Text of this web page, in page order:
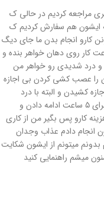
مراجعه کردیم در حالی ک
ایشون هم سفارش کردیم ک
کارو انجام بدن ما جای دیگ
ایشون با انجام ۵ ۶ ساعت کار روی دهان خواهر بنده و
درد شدیدی رو خواهر من
را عصب کشی کردن بی اجازه
کشیدن و البته با درد
زیادی ک خواهر من داشته کارو برای ۵ ساعت ادامه دادن و
کارو پس بگیر من از کاری
انجام دادم عذاب وجدان
بدونم میتونم از ایشون شکایت
میشم راهنمایی کنید